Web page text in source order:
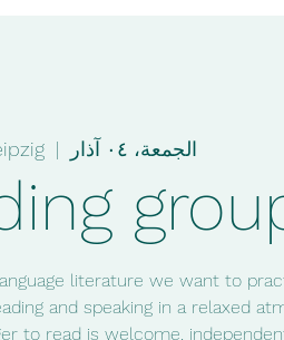
الجمعة، ٠٤ آذار
  |
literature we want to
and speaking in a relaxed
to read is welcome,